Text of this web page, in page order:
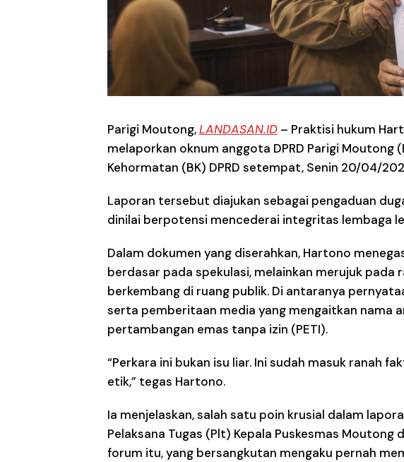
Parigi Moutong,LANDASAN.ID – Praktisi hukum
melaporkan oknum anggota DPRD Parigi Moutong
Kehormatan (BK) DPRD setempat, Senin 20/04/
Laporan tersebut diajukan sebagai pengaduan
dinilai berpotensi mencederai integritas lembaga
Dalam dokumen yang diserahkan, Hartono
berdasar pada spekulasi, melainkan merujuk pada
berkembang di ruang publik. Di antaranya
serta pemberitaan media yang mengaitkan nama
pertambangan emas tanpa izin (PETI).
“Perkara ini bukan isu liar. Ini sudah masuk ranah
etik,” tegas Hartono.
Ia menjelaskan, salah satu poin krusial dalam
Pelaksana Tugas (Plt) Kepala Puskesmas Moutong
forum itu, yang bersangkutan mengaku pernah